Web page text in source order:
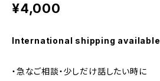
¥4,000
International shipping available
・急なご相談・少しだけ話したい時に